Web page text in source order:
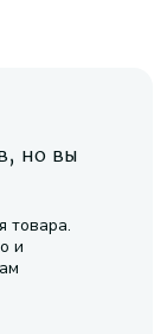
но вы
товара.
и